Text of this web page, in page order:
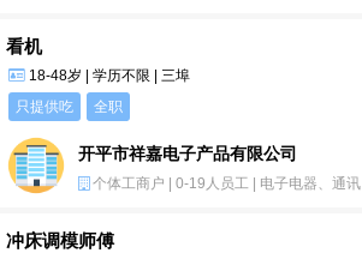
看机
18-48岁 | 学历不限 | 三埠
只提供吃
全职
开平市祥嘉电子产品有限公司
个体工商户 | 0-19人员工 | 电子电器、通讯设备
冲床调模师傅